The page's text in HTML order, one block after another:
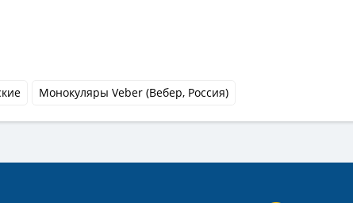
Монокуляры Veber (Вебер, Россия)